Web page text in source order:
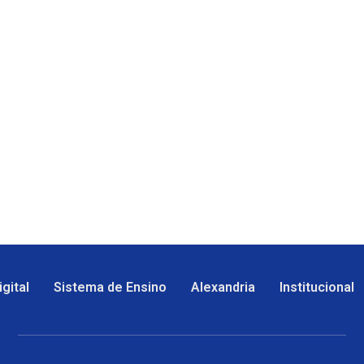
Sistema de Ensino Alexandria Institucional